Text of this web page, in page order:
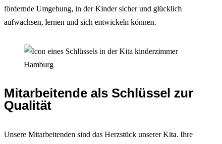
fördernde Umgebung, in der Kinder sicher und glücklich
aufwachsen, lernen und sich entwickeln können.
Mitarbeitende als Schlüssel zur
Qualität
Unsere Mitarbeitenden sind das Herzstück unserer Kita. Ihre